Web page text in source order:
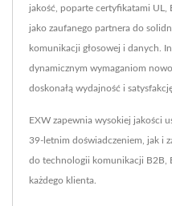
jakość, poparte certyfikatami UL,
jako zaufanego partnera do
komunikacji głosowej i danych.
dynamicznym wymaganiom
doskonałą wydajność i
EXW zapewnia wysokiej jakości
39-letnim doświadczeniem, jak i
do technologii komunikacji B2B,
każdego klienta.